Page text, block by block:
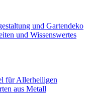
und Gartendeko
und Wissenswertes
für Allerheiligen
aus Metall